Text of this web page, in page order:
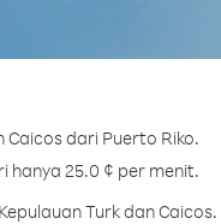
dari Puerto Riko.
hanya 25.0 ¢ per menit.
Turk dan Caicos.